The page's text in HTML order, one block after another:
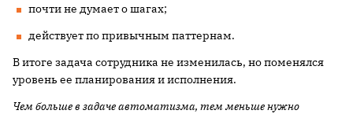
почти не думает о шагах;
действует по привычным паттернам.
В итоге задача сотрудника не изменилась, но поменялся
уровень ее планирования и исполнения.
Чем больше в задаче автоматизма, тем меньше нужно